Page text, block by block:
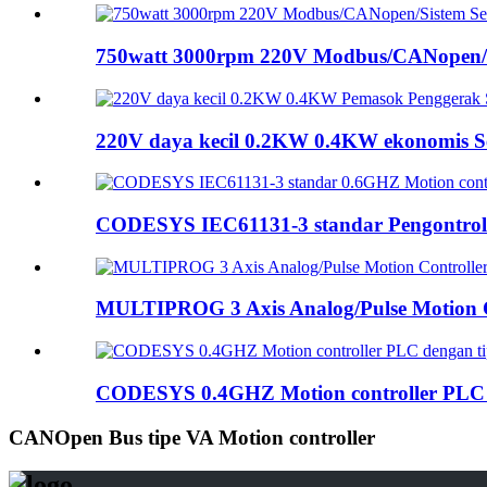
750watt 3000rpm 220V Modbus/
220V daya kecil 0.2KW 0.4KW ekonomis
CODESYS IEC61131-3 standar
MULTIPROG 3 Axis Analog/Pulse Motion
CODESYS 0.4GHZ Motion controller PLC
CANOpen Bus tipe VA Motion controller